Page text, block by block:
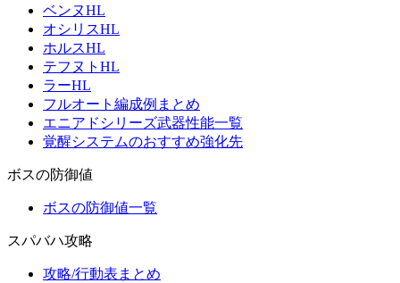
ベンヌHL
オシリスHL
ホルスHL
テフヌトHL
ラーHL
フルオート編成例まとめ
エニアドシリーズ武器性能一覧
覚醒システムのおすすめ強化先
ボスの防御値
ボスの防御値一覧
スパバハ攻略
攻略/行動表まとめ